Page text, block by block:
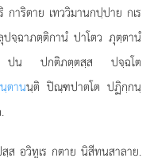
ริตาย เทววิมานกปฺปาย กเร
ปจฺฉาภตฺติกานํ ปาโตว ภุตฺตานํ
ปน ปกติภตฺตสฺส ปจฺฉโต
ตานนฺติ ปิณฺฑปาตโต ปฏิกฺกนฺ
ส อวิทูเร กตาย นิสีทนสาลาย.